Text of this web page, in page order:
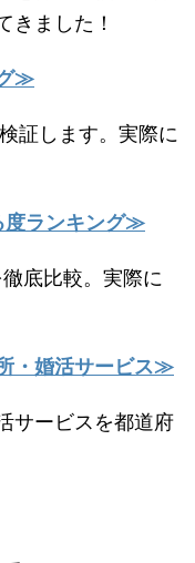
きました！
≫
証します。実際に
ランキング≫
底比較。実際に
・婚活サービス≫
サービスを都道府